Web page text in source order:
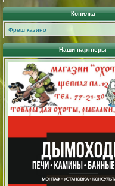
Копилка
Фреш казино
Наши партнеры